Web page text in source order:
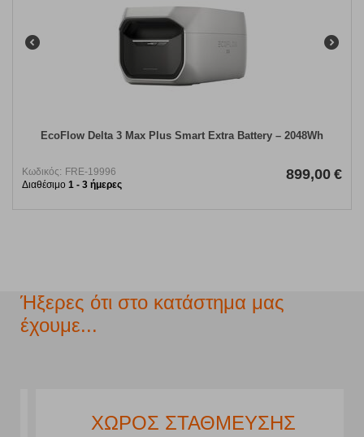
EcoFlow Delta 3 Max Plus Smart Extra Battery – 2048Wh
Κωδικός: FRE-19996
Διαθέσιμο 1 - 3 ήμερες
899,00 €
Ήξερες ότι στο κατάστημα μας
έχουμε...
ΧΩΡΟΣ ΣΤΑΘΜΕΥΣΗΣ